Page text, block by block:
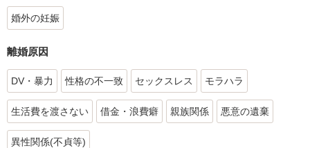
婚外の妊娠
離婚原因
DV・暴力 性格の不一致 セックスレス モラハラ
生活費を渡さない 借金・浪費癖 親族関係 悪意の遺棄
異性関係(不貞等)